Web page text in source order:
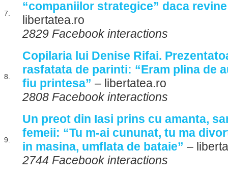
7.
“companiilor strategice” daca
libertatea.ro
2829 Facebook interactions
8.
Copilaria lui Denise Rifai.
rasfatata de parinti: “Eram plina de
fiu printesa” – libertatea.ro
2808 Facebook interactions
9.
Un preot din Iasi prins cu amanta,
femeii: “Tu m-ai cununat, tu ma
in masina, umflata de bataie” –
2744 Facebook interactions